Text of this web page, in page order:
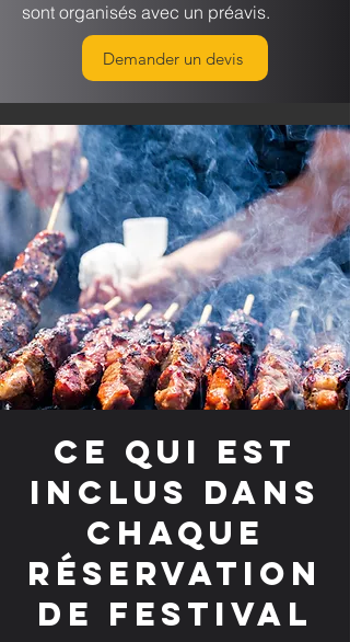
sont organisés avec un préavis.
Demander un devis
Ce qui est
inclus dans
chaque
réservation
de festival